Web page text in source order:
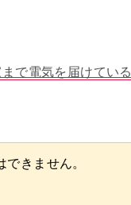
で電気を届けている
きません。